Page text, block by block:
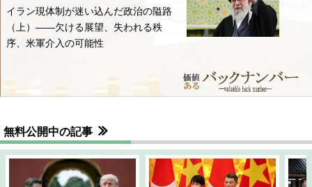
イラン現体制が迷い込んだ政治の隘路
（上）――欠ける展望、失われる秩
序、米軍介入の可能性
無料公開中の記事